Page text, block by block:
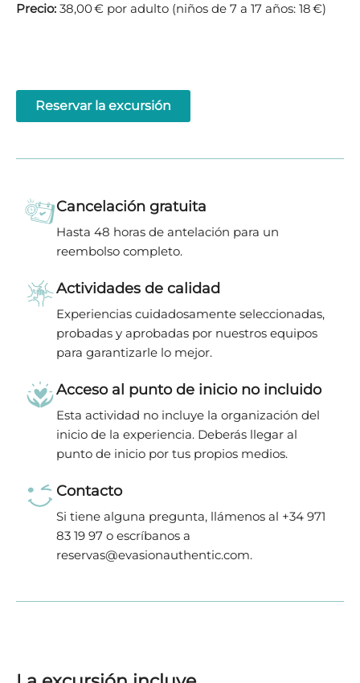
Precio: 38,00 € por adulto (niños de 7 a 17 años: 18 €)
Reservar la excursión
Cancelación gratuita
Hasta 48 horas de antelación para un
reembolso completo.
Actividades de calidad
Experiencias cuidadosamente seleccionadas,
probadas y aprobadas por nuestros equipos
para garantizarle lo mejor.
Acceso al punto de inicio no incluido
Esta actividad no incluye la organización del
inicio de la experiencia. Deberás llegar al
punto de inicio por tus propios medios.
Contacto
Si tiene alguna pregunta, llámenos al +34 971
83 19 97 o escríbanos a
reservas@evasionauthentic.com.